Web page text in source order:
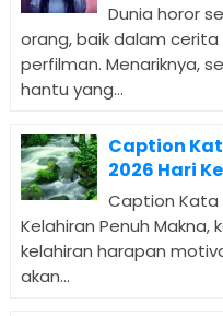
Dunia horor
orang, baik dalam
perfilman. Menariknya,
hantu yang...
Caption
2026 Hari
Caption Kata
Kelahiran Penuh
kelahiran harapan
akan...